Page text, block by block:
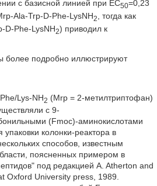
с базисной линией при EC50=0,23
Ala-Trp-D-Phe-LysNH2
, тогда как
D-Phe-LysNH2) приводил к
подробно иллюстрируют
Lys-NH2 (Mrp = 2-метилтриптофан)
с 9-
(Fmoc)-аминокислотами
колонки-реактора в
способов, известным
поясненных примером в
под редакцией A. Atherton and
Oxford University press, 1989.